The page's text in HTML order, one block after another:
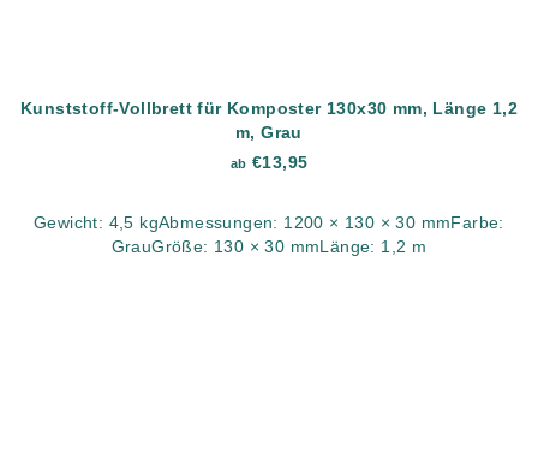
Kunststoff-Vollbrett für Komposter 130x30 mm, Länge 1,2
m, Grau
ab €13,95
Gewicht: 4,5 kgAbmessungen: 1200 × 130 × 30 mmFarbe:
GrauGröße: 130 × 30 mmLänge: 1,2 m